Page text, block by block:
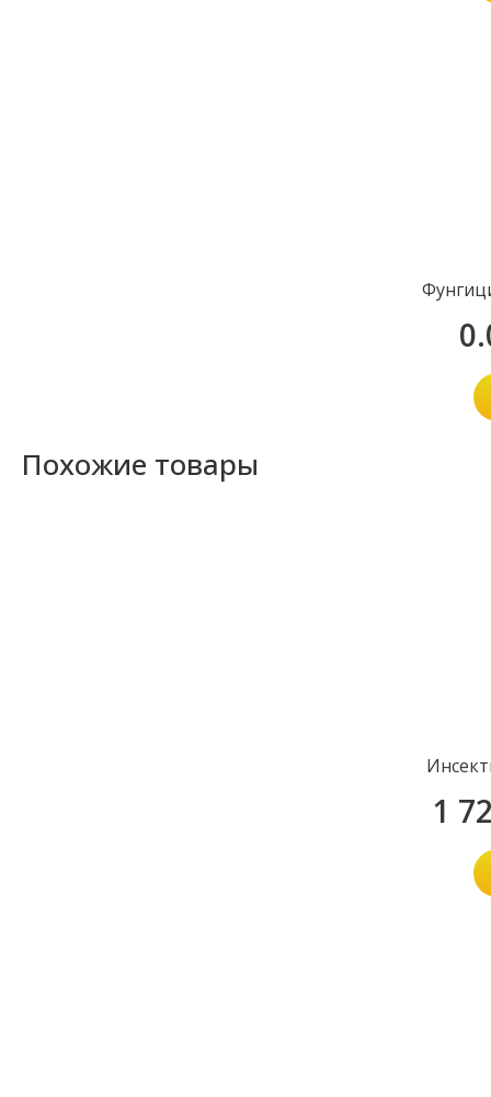
Похожие товары
1